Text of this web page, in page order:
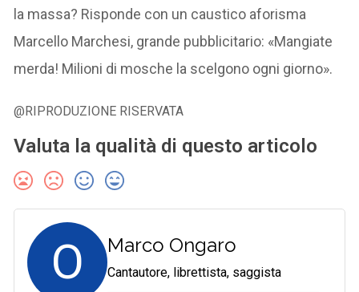
la massa? Risponde con un caustico aforisma
Marcello Marchesi, grande pubblicitario: «Mangiate
merda! Milioni di mosche la scelgono ogni giorno».
@RIPRODUZIONE RISERVATA
Valuta la qualità di questo articolo
O Marco Ongaro
Cantautore, librettista, saggista